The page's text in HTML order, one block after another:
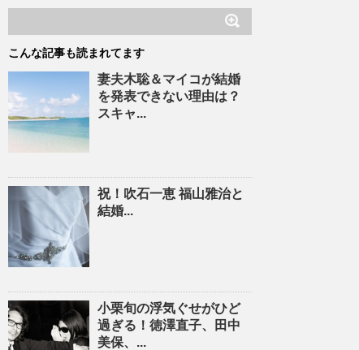
こんな記事も読まれてます
妻夫木聡＆マイコが結婚
を発表できない理由は？
スキャ...
祝！吹石一恵 福山雅治と
結婚...
小栗旬の浮気ぐせがひど
過ぎる！徳澤直子、田中
美保、...